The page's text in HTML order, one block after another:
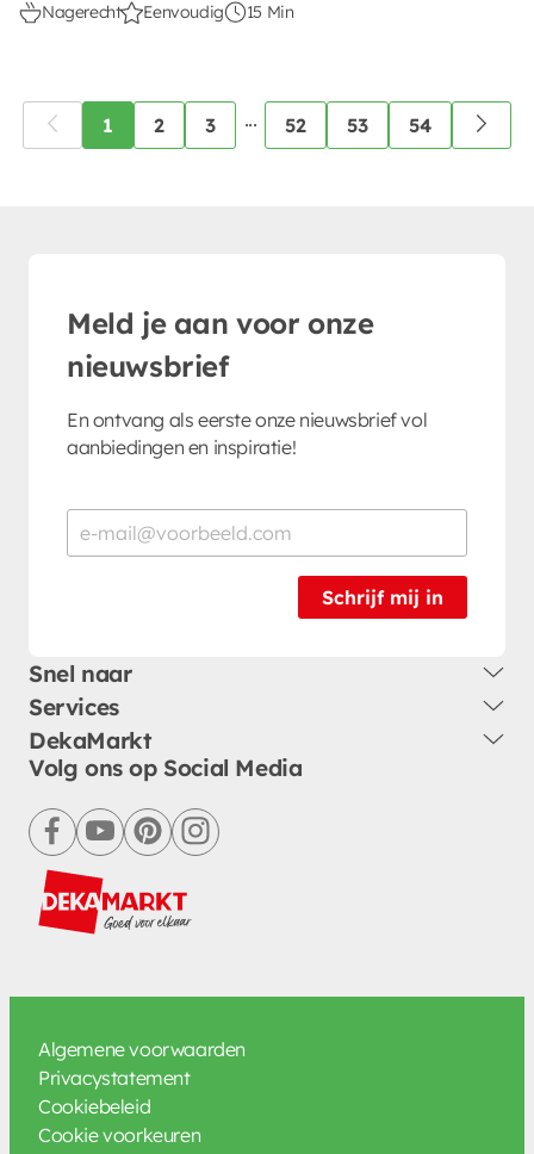
Nagerecht Eenvoudig 15 Min
1 2 3 ... 52 53 54
Meld je aan voor onze
nieuwsbrief
En ontvang als eerste onze nieuwsbrief vol
aanbiedingen en inspiratie!
Schrijf mij in
Snel naar
Services
DekaMarkt
Volg ons op Social Media
facebookyoutubepinterestinstagram
Algemene voorwaarden
Privacystatement
Cookiebeleid
Cookie voorkeuren